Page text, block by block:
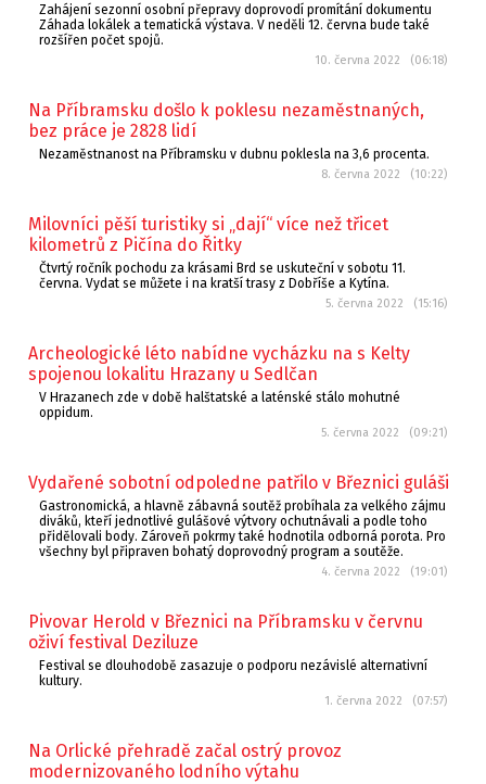
Zahájení sezonní osobní přepravy doprovodí promítání dokumentu
Záhada lokálek a tematická výstava. V neděli 12. června bude také
rozšířen počet spojů.
10. června 2022 (06:18)
Na Příbramsku došlo k poklesu nezaměstnaných,
bez práce je 2828 lidí
Nezaměstnanost na Příbramsku v dubnu poklesla na 3,6 procenta.
8. června 2022 (10:22)
Milovníci pěší turistiky si „dají“ více než třicet
kilometrů z Pičína do Řitky
Čtvrtý ročník pochodu za krásami Brd se uskuteční v sobotu 11.
června. Vydat se můžete i na kratší trasy z Dobříše a Kytína.
5. června 2022 (15:16)
Archeologické léto nabídne vycházku na s Kelty
spojenou lokalitu Hrazany u Sedlčan
V Hrazanech zde v době halštatské a laténské stálo mohutné
oppidum.
5. června 2022 (09:21)
Vydařené sobotní odpoledne patřilo v Březnici guláši
Gastronomická, a hlavně zábavná soutěž probíhala za velkého zájmu
diváků, kteří jednotlivé gulášové výtvory ochutnávali a podle toho
přidělovali body. Zároveň pokrmy také hodnotila odborná porota. Pro
všechny byl připraven bohatý doprovodný program a soutěže.
4. června 2022 (19:01)
Pivovar Herold v Březnici na Příbramsku v červnu
oživí festival Deziluze
Festival se dlouhodobě zasazuje o podporu nezávislé alternativní
kultury.
1. června 2022 (07:57)
Na Orlické přehradě začal ostrý provoz
modernizovaného lodního výtahu